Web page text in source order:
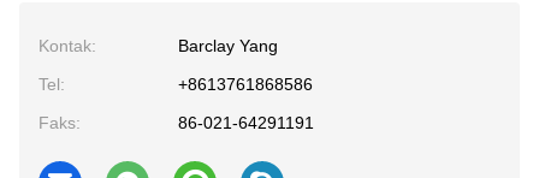
Kontak:
Barclay Yang
Tel:
+8613761868586
Faks:
86-021-64291191